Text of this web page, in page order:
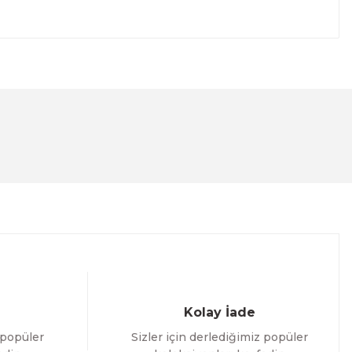
Kolay İade
Sizler için derlediğimiz popüler